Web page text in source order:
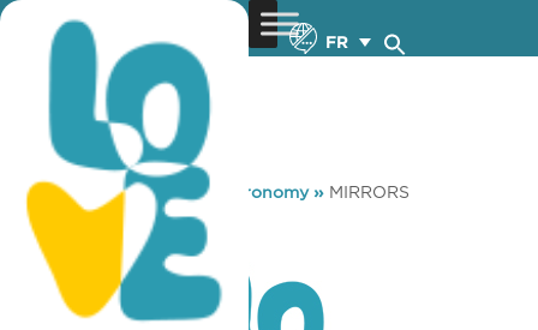
FR
You are here: Home »Gastronomy» MIRRORS
MIRRORS